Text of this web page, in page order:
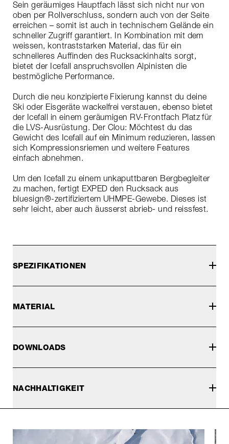
Sein geräumiges Hauptfach lässt sich nicht nur von
oben per Rollverschluss, sondern auch von der Seite
erreichen – somit ist auch in technischem Gelände ein
schneller Zugriff garantiert. In Kombination mit dem
weissen, kontraststarken Material, das für ein
schnelleres Auffinden des Rucksackinhalts sorgt,
bietet der Icefall anspruchsvollen Alpinisten die
bestmögliche Performance.
Durch die neu konzipierte Fixierung kannst du deine
Ski oder Eisgeräte wackelfrei verstauen, ebenso bietet
der Icefall in einem geräumigen RV-Frontfach Platz für
die LVS-Ausrüstung. Der Clou: Möchtest du das
Gewicht des Icefall auf ein Minimum reduzieren, lassen
sich Kompressionsriemen und weitere Features
einfach abnehmen.
Um den Icefall zu einem unkaputtbaren Bergbegleiter
zu machen, fertigt EXPED den Rucksack aus
bluesign®-zertifiziertem UHMPE-Gewebe. Dieses ist
sehr leicht, aber auch äusserst abrieb- und reissfest.
SPEZIFIKATIONEN
MATERIAL
DOWNLOADS
NACHHALTIGKEIT